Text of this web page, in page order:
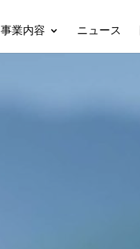
事業内容 ニュース